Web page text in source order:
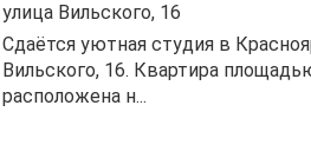
улица Вильского, 16
Сдаётся уютная студия в
Вильского, 16. Квартира
расположена н...